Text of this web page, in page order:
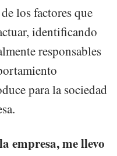
los factores que
identificando
responsables
para la sociedad
empresa, me llevo